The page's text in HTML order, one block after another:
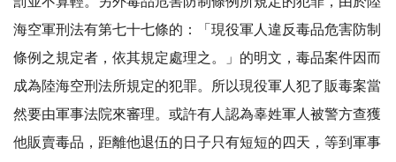
海空軍刑法有第七十七條的：「現役軍人違反毒品危害防制
條例之規定者，依其規定處理之。」的明文，毒品案件因而
成為陸海空刑法所規定的犯罪。所以現役軍人犯了販毒案當
然要由軍事法院來審理。或許有人認為辜姓軍人被警方查獲
他販賣毒品，距離他退伍的日子只有短短的四天，等到軍事